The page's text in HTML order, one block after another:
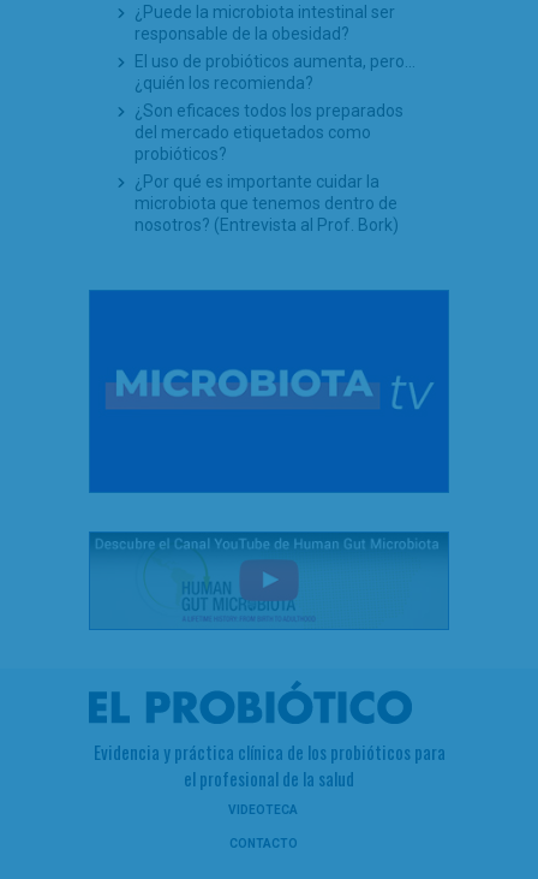
¿Puede la microbiota intestinal ser
responsable de la obesidad?
El uso de probióticos aumenta, pero…
¿quién los recomienda?
¿Son eficaces todos los preparados
del mercado etiquetados como
probióticos?
¿Por qué es importante cuidar la
microbiota que tenemos dentro de
nosotros? (Entrevista al Prof. Bork)
Evidencia y práctica clínica de los probióticos para
el profesional de la salud
VIDEOTECA
CONTACTO